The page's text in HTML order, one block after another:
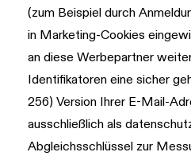
(zum Beispiel durch
in Marketing-Cookies
an diese Werbepartner
Identifikatoren eine sicher
256) Version Ihrer E-Mail-
ausschließlich als
Abgleichsschlüssel zur